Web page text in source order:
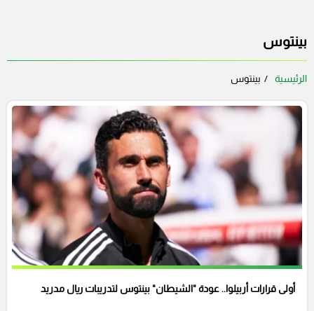
بينتوس
الرئيسية بينتوس
أولى قرارات أربيلوا.. عودة "الشيطان" بينتوس لتدريبات ريال مدريد